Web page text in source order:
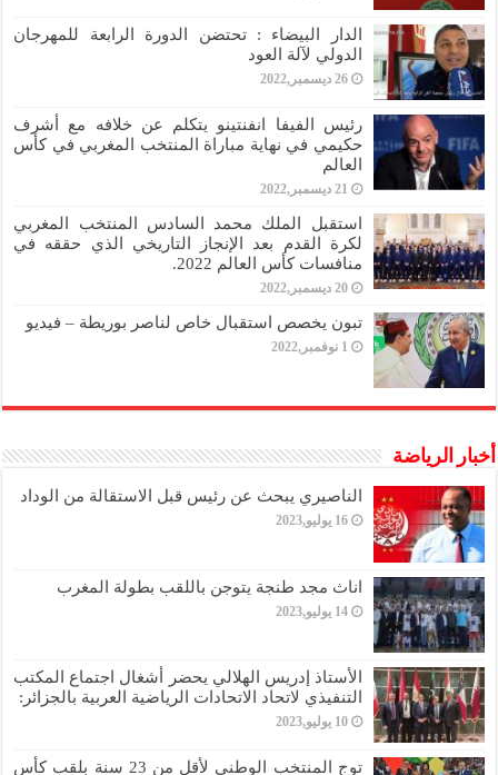
الدار البيضاء : تحتضن الدورة الرابعة للمهرجان
الدولي لآلة العود
26 ديسمبر,2022
رئيس الفيفا انفنتينو يتكلم عن خلافه مع أشرف
حكيمي في نهاية مباراة المنتخب المغربي في كأس
العالم
21 ديسمبر,2022
استقبل الملك محمد السادس المنتخب المغربي
لكرة القدم بعد الإنجاز التاريخي الذي حققه في
منافسات كأس العالم 2022.
20 ديسمبر,2022
تبون يخصص استقبال خاص لناصر بوريطة – فيديو
1 نوفمبر,2022
أخبار الرياضة
الناصيري يبحث عن رئيس قبل الاستقالة من الوداد
16 يوليو,2023
اناث مجد طنجة يتوجن باللقب بطولة المغرب
14 يوليو,2023
الأستاذ إدريس الهلالي يحضر أشغال اجتماع المكتب
التنفيذي لاتحاد الاتحادات الرياضية العربية بالجزائر:
10 يوليو,2023
توج المنتخب الوطني لأقل من 23 سنة بلقب كأس